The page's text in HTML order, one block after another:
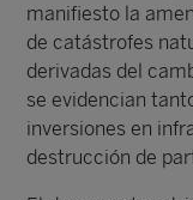
manifiesto la
de catástrofes
derivadas del
se evidencian
inversiones en
destrucción de